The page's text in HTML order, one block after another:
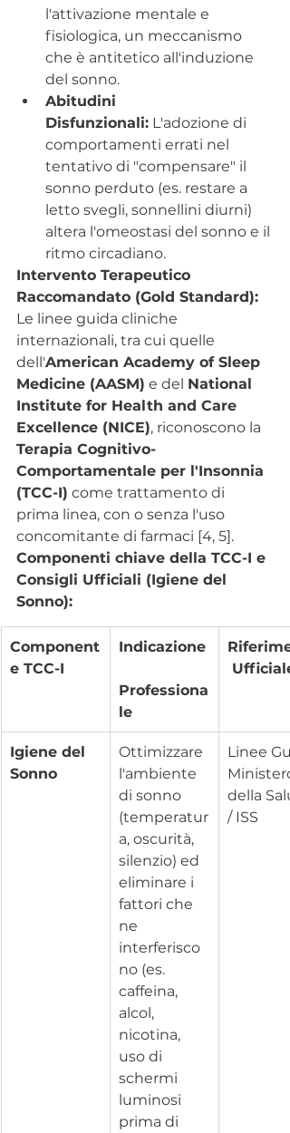
l'attivazione mentale e
fisiologica, un meccanismo
che è antitetico all'induzione
del sonno.
Abitudini
Disfunzionali: L'adozione di
comportamenti errati nel
tentativo di "compensare" il
sonno perduto (es. restare a
letto svegli, sonnellini diurni)
altera l'omeostasi del sonno e il
ritmo circadiano.
Intervento Terapeutico
Raccomandato (Gold Standard):
Le linee guida cliniche
internazionali, tra cui quelle
dell'American Academy of Sleep
Medicine (AASM) e del National
Institute for Health and Care
Excellence (NICE), riconoscono la
Terapia Cognitivo-
Comportamentale per l'Insonnia
(TCC-I) come trattamento di
prima linea, con o senza l'uso
concomitante di farmaci [4, 5].
Componenti chiave della TCC-I e
Consigli Ufficiali (Igiene del
Sonno):
Component
e TCC-I
Indicazione
Professiona
le
Ufficiale
Igiene del
Sonno
Ottimizzare
l'ambiente
di sonno
(temperatur
a, oscurità,
silenzio) ed
eliminare i
fattori che
ne
interferisco
no (es.
caffeina,
alcol,
nicotina,
uso di
schermi
luminosi
prima di
Linee
Ministero
della
/ ISS